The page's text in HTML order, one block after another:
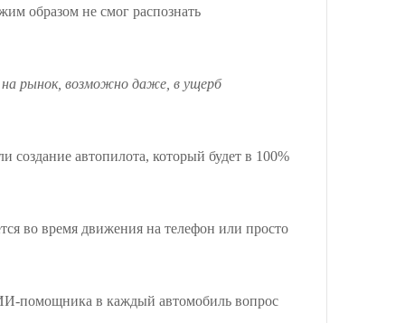
образом не смог распознать
рынок, возможно даже, в ущерб
автопилота, который будет в 100%
во время движения на телефон или просто
помощника в каждый автомобиль вопрос